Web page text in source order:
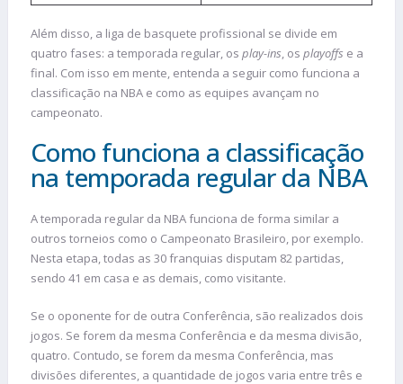
Além disso, a liga de basquete profissional se divide em
quatro fases: a temporada regular, os play-ins, os playoffs e a
final. Com isso em mente, entenda a seguir como funciona a
classificação na NBA e como as equipes avançam no
campeonato.
Como funciona a classificação
na temporada regular da NBA
A temporada regular da NBA funciona de forma similar a
outros torneios como o Campeonato Brasileiro, por exemplo.
Nesta etapa, todas as 30 franquias disputam 82 partidas,
sendo 41 em casa e as demais, como visitante.
Se o oponente for de outra Conferência, são realizados dois
jogos. Se forem da mesma Conferência e da mesma divisão,
quatro. Contudo, se forem da mesma Conferência, mas
divisões diferentes, a quantidade de jogos varia entre três e